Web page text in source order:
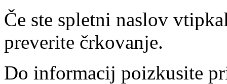
Če ste spletni naslov
preverite črkovanje.
Do informacij poizkusite